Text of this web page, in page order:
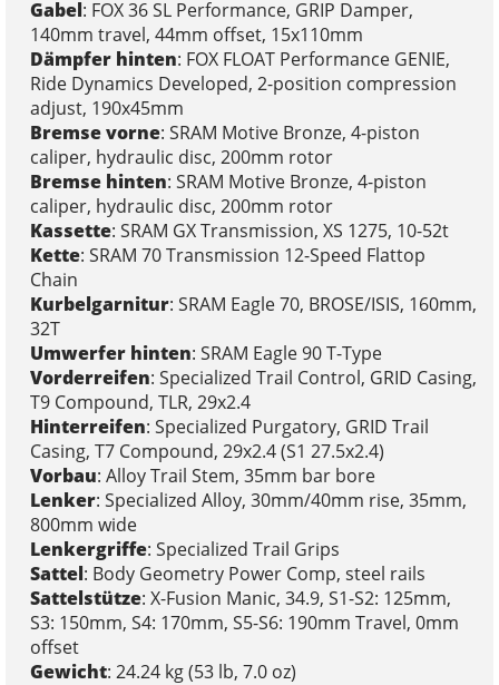
Gabel: FOX 36 SL Performance, GRIP Damper,
140mm travel, 44mm offset, 15x110mm
Dämpfer hinten: FOX FLOAT Performance GENIE,
Ride Dynamics Developed, 2-position compression
adjust, 190x45mm
Bremse vorne: SRAM Motive Bronze, 4-piston
caliper, hydraulic disc, 200mm rotor
Bremse hinten: SRAM Motive Bronze, 4-piston
caliper, hydraulic disc, 200mm rotor
Kassette: SRAM GX Transmission, XS 1275, 10-52t
Kette: SRAM 70 Transmission 12-Speed Flattop
Chain
Kurbelgarnitur: SRAM Eagle 70, BROSE/ISIS, 160mm,
32T
Umwerfer hinten: SRAM Eagle 90 T-Type
Vorderreifen: Specialized Trail Control, GRID Casing,
T9 Compound, TLR, 29x2.4
Hinterreifen: Specialized Purgatory, GRID Trail
Casing, T7 Compound, 29x2.4 (S1 27.5x2.4)
Vorbau: Alloy Trail Stem, 35mm bar bore
Lenker: Specialized Alloy, 30mm/40mm rise, 35mm,
800mm wide
Lenkergriffe: Specialized Trail Grips
Sattel: Body Geometry Power Comp, steel rails
Sattelstütze: X-Fusion Manic, 34.9, S1-S2: 125mm,
S3: 150mm, S4: 170mm, S5-S6: 190mm Travel, 0mm
offset
Gewicht: 24.24 kg (53 lb, 7.0 oz)